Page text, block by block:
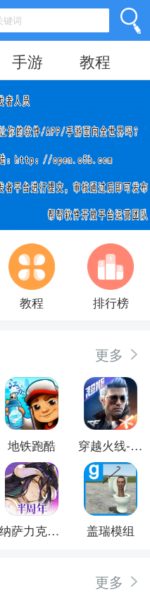
手游 教程
教程 排行榜
更多
地铁跑酷 穿越火线-枪战王者
纳萨力克之王 盖瑞模组
更多